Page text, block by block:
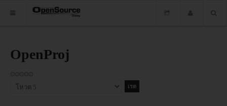
ข่าว
OpenProj
กรุณา